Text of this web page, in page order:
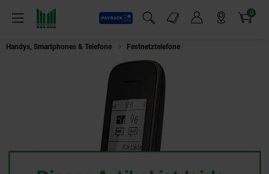
Menü
Payback
Suchfeld einblenden
Markt-Angebote 0
Artikel
Handys, Smartphones & Telefone Festnetztelefone